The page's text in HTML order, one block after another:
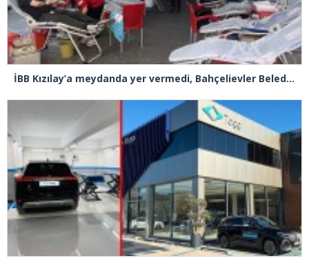
İBB Kızılay’a meydanda yer vermedi, Bahçelievler Belediyesi sahip çıktı